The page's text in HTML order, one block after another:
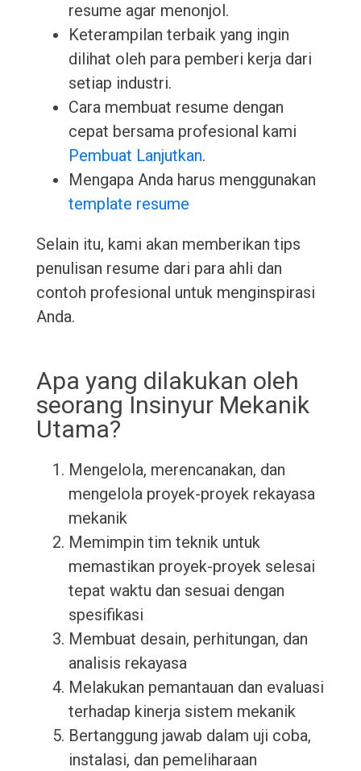
resume agar menonjol.
Keterampilan terbaik yang ingin
dilihat oleh para pemberi kerja dari
setiap industri.
Cara membuat resume dengan
cepat bersama profesional kami
Pembuat Lanjutkan.
Mengapa Anda harus menggunakan
template resume
Selain itu, kami akan memberikan tips
penulisan resume dari para ahli dan
contoh profesional untuk menginspirasi
Anda.
Apa yang dilakukan oleh
seorang Insinyur Mekanik
Utama?
Mengelola, merencanakan, dan
mengelola proyek-proyek rekayasa
mekanik
Memimpin tim teknik untuk
memastikan proyek-proyek selesai
tepat waktu dan sesuai dengan
spesifikasi
Membuat desain, perhitungan, dan
analisis rekayasa
Melakukan pemantauan dan evaluasi
terhadap kinerja sistem mekanik
Bertanggung jawab dalam uji coba,
instalasi, dan pemeliharaan